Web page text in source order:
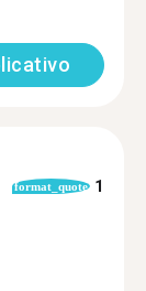
format_quote 1